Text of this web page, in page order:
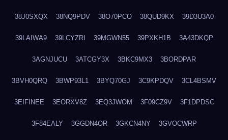
38J0SXQX 38NQ9PDV 38O70PCO 38QUD9KX 39D3U3A0
39LAIWA9 39LCYZRI 39MGWN55 39PXKH1B 3A43DKQP
3AGNJUCU 3ATCGY3X 3BKC9MX3 3BORDPAR
3BVH0QRQ 3BWP93L1 3BYQ70GJ 3C9KPDQV 3CL4BSMV
3EIFINEE 3EORXV8Z 3EQ3JWOM 3F09CZ9V 3F1DPDSC
3F84EALY 3GGDN4OR 3GKCN4NY 3GVOCWRP